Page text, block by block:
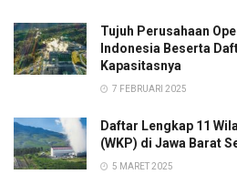
Tujuh Perusahaan
Indonesia Beserta
Kapasitasnya
7 FEBRUARI 2025
Daftar Lengkap 11
(WKP) di Jawa Barat
5 MARET 2025